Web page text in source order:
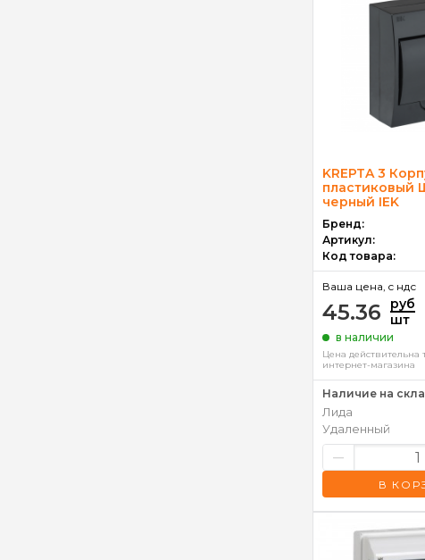
KREPTA 3
пластиковый
черный IEK
Бренд:
Артикул:
Код товара:
Ваша цена, c ндс
45.36
руб
шт
в наличии
Цена действительна
интернет-магазина
Наличие на
Лида
Удаленный
–
В